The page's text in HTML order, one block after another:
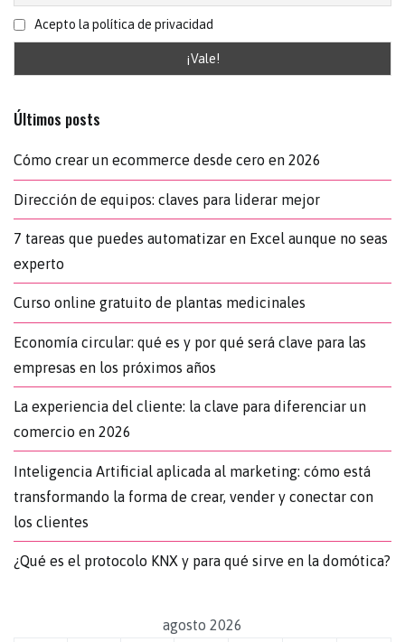
Acepto la política de privacidad
Últimos posts
Cómo crear un ecommerce desde cero en 2026
Dirección de equipos: claves para liderar mejor
7 tareas que puedes automatizar en Excel aunque no seas
experto
Curso online gratuito de plantas medicinales
Economía circular: qué es y por qué será clave para las
empresas en los próximos años
La experiencia del cliente: la clave para diferenciar un
comercio en 2026
Inteligencia Artificial aplicada al marketing: cómo está
transformando la forma de crear, vender y conectar con
los clientes
¿Qué es el protocolo KNX y para qué sirve en la domótica?
agosto 2026